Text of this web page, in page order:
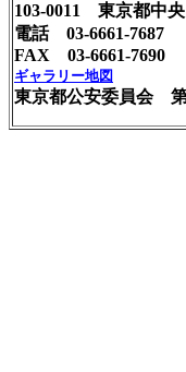
103-0011 東京都中
電話 03-6661-7687
FAX 03-6661-7690
ギャラリー地図
東京都公安委員会 第